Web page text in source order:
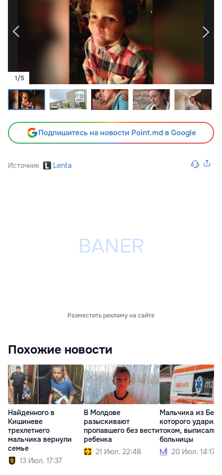
1/5
Подпишитесь на новости Point.md в Google
Источник Lenta
Разместить рекламу на сайте
Похожие новости
Найденного в
Кишиневе
трехлетнего
мальчика вернули
семье
13 Июл. 17:37
В Молдове
разыскивают
пропавшего без вести
ребенка
21 Июл. 22:48
Мальчика из
которого ударило
током, выписали
больницы
20 Июл. 14:17